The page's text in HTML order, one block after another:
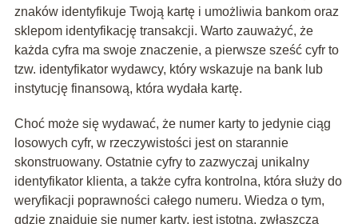
znaków identyfikuje Twoją kartę i umożliwia bankom oraz
sklepom identyfikację transakcji. Warto zauważyć, że
każda cyfra ma swoje znaczenie, a pierwsze sześć cyfr to
tzw. identyfikator wydawcy, który wskazuje na bank lub
instytucję finansową, która wydała kartę.
Choć może się wydawać, że numer karty to jedynie ciąg
losowych cyfr, w rzeczywistości jest on starannie
skonstruowany. Ostatnie cyfry to zazwyczaj unikalny
identyfikator klienta, a także cyfra kontrolna, która służy do
weryfikacji poprawności całego numeru. Wiedza o tym,
gdzie znajduje się numer karty, jest istotna, zwłaszcza